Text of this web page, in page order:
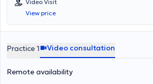
volunteer at the Dental Clinic of the Military
Additionally, she worked as an associate
House dental clinic in Cambridge, England,
and seminars as part of her continuous
Video Visit
View price
Practice 1 Video consultation
Remote availability